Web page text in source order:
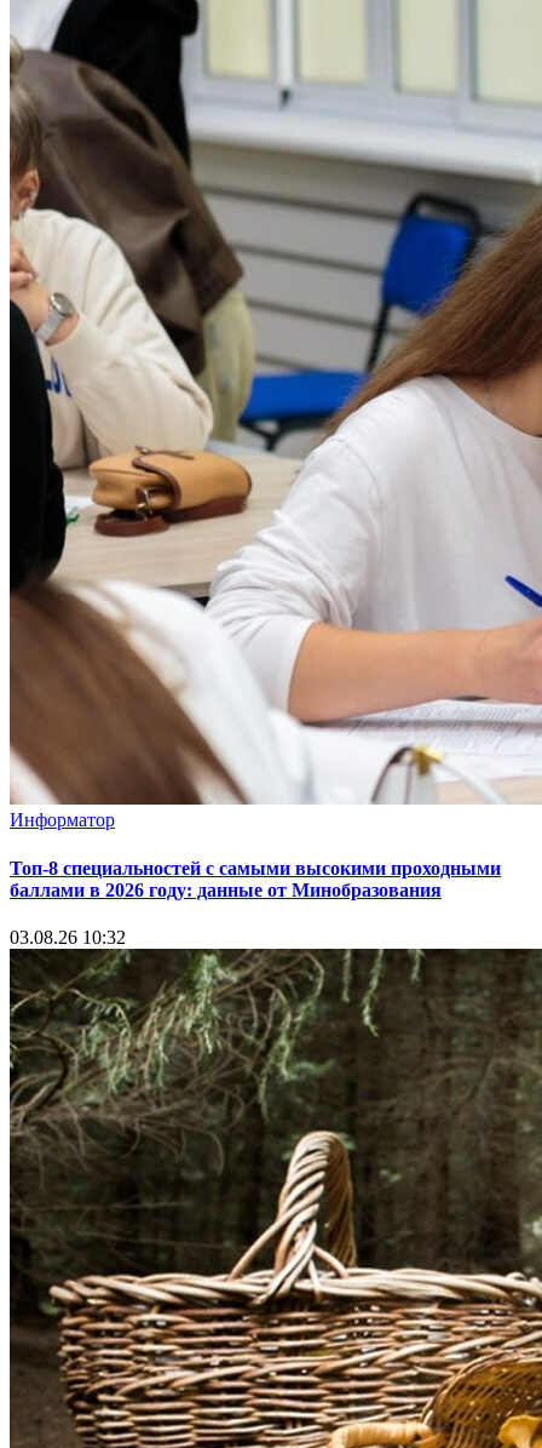
Информатор
Топ-8 специальностей с самыми высокими проходными
баллами в 2026 году: данные от Минобразования
03.08.26 10:32